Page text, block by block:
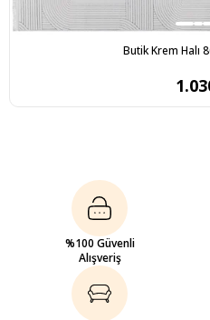
Butik Krem Halı
%100 Güvenli
Alışveriş